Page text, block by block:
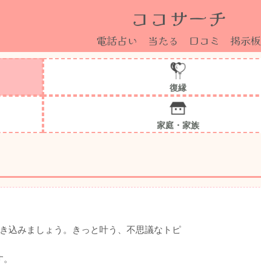
ココサーチ
電話占い 当たる 口コミ 掲示板
復縁
家庭・家族
込みましょう。きっと叶う、不思議なトピ